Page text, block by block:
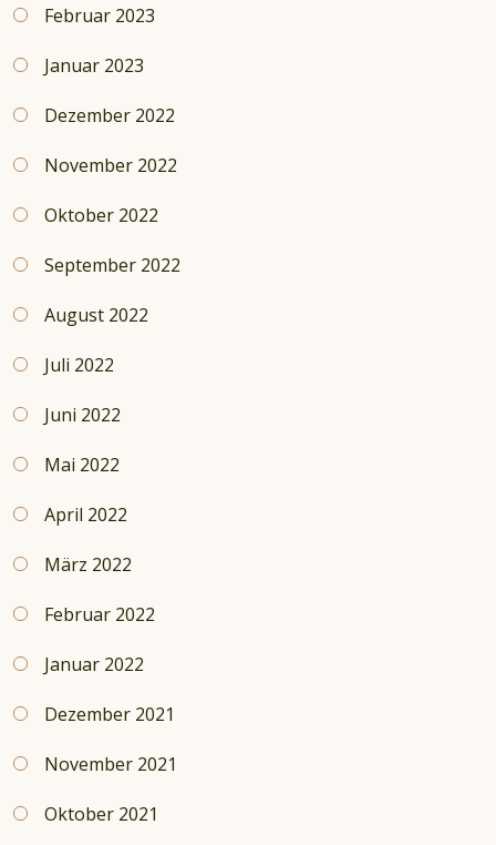
Februar 2023
Januar 2023
Dezember 2022
November 2022
Oktober 2022
September 2022
August 2022
Juli 2022
Juni 2022
Mai 2022
April 2022
März 2022
Februar 2022
Januar 2022
Dezember 2021
November 2021
Oktober 2021